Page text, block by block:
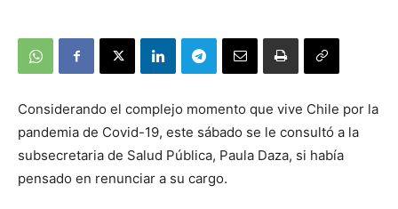
Considerando el complejo momento que vive Chile por la
pandemia de Covid-19, este sábado se le consultó a la
subsecretaria de Salud Pública, Paula Daza, si había
pensado en renunciar a su cargo.